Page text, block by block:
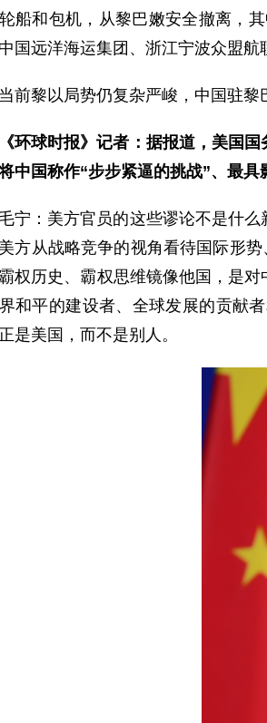
船和包机，从黎巴嫩安全撤离，
国远洋海运集团、浙江宁波众盟航
当前黎以局势仍复杂严峻，中国驻
《环球时报》记者：据报道，美国
中国称作“步步紧逼的挑战”、最
宁： 美方官员的这些谬论不是什
方从战略竞争的视角看待国际形
权历史、霸权思维镜像他国，是
和平的建设者、全球发展的贡献
是美国，而不是别人。